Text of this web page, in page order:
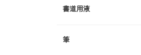
書道用液
筆